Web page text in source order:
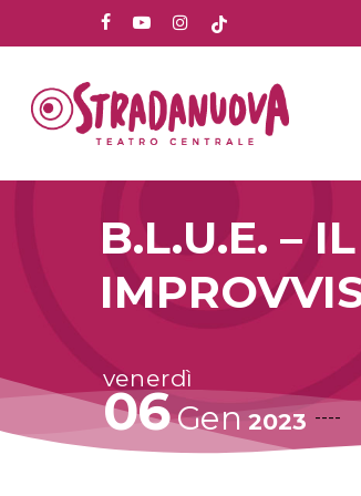
content
facebookyoutubeinstagram
tiktok
B.L.U.E. –
venerdì
06Gen 2023 ----